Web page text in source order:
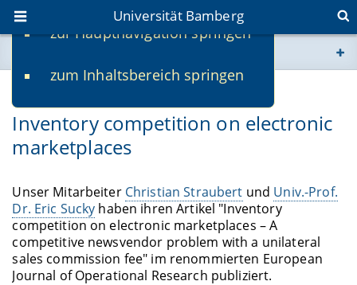
zur Hauptnavigation springen
zum Inhaltsbereich springen
Universität Bamberg
www.uni-bamberg.de
univis.uni-bamberg.de
Inventory competition on electronic
marketplaces
Unser Mitarbeiter Christian Straubert und Univ.-Prof.
Dr. Eric Sucky haben ihren Artikel "Inventory
competition on electronic marketplaces – A
competitive newsvendor problem with a unilateral
sales commission fee" im renommierten European
Journal of Operational Research publiziert.